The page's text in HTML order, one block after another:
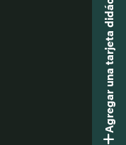
Agregar una tarjeta didáctica